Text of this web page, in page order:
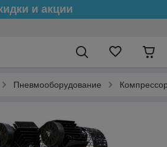
и акции
Пневмооборудование